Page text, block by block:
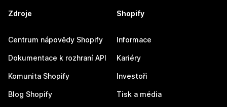
Zdroje
Centrum nápovědy Shopify
Dokumentace k rozhraní API
Komunita Shopify
Blog Shopify
Shopify
Informace
Kariéry
Investoři
Tisk a média